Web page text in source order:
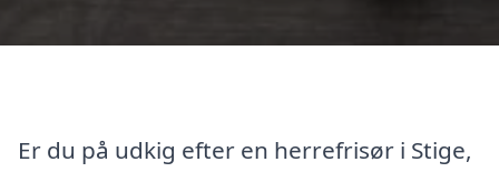
Er du på udkig efter en herrefrisør i Stige,